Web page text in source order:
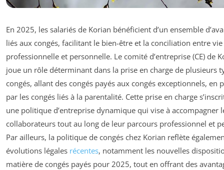
En 2025, les salariés de Korian bénéficient d’un ensemble
liés aux congés, facilitant le bien-être et la conciliation entre vie
professionnelle et personnelle. Le comité d’entreprise (CE) de
joue un rôle déterminant dans la prise en charge de plusieurs
congés, allant des congés payés aux congés exceptionnels, en
par les congés liés à la parentalité. Cette prise en charge
une politique d’entreprise dynamique qui vise à accompagner
collaborateurs tout au long de leur parcours professionnel et
Par ailleurs, la politique de congés chez Korian reflète
évolutions légales récentes, notamment les nouvelles
matière de congés payés pour 2025, tout en offrant des